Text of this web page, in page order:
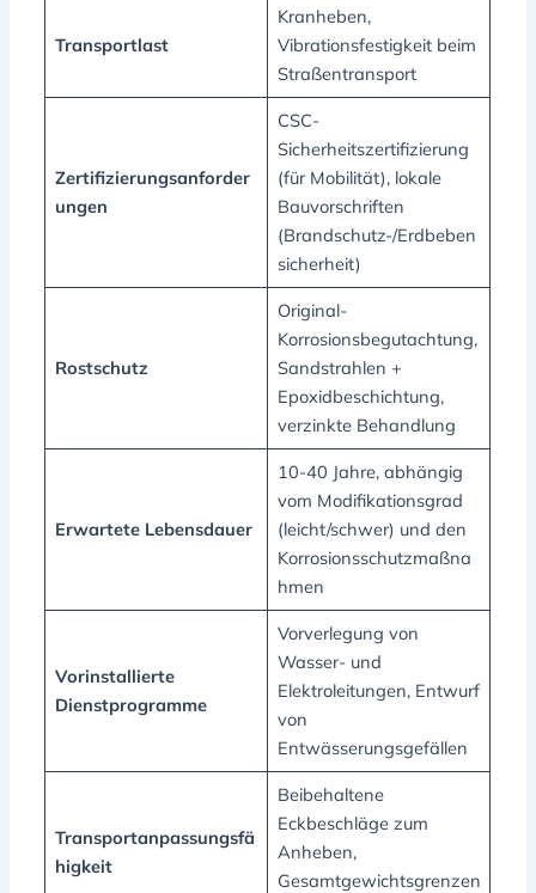
Transportlast
Kranheben,
Vibrationsfestigkeit beim
Straßentransport
Zertifizierungsanforder
ungen
CSC-
Sicherheitszertifizierung
(für Mobilität), lokale
Bauvorschriften
(Brandschutz-/Erdbeben
sicherheit)
Rostschutz
Original-
Korrosionsbegutachtung,
Sandstrahlen +
Epoxidbeschichtung,
verzinkte Behandlung
Erwartete Lebensdauer
10-40 Jahre, abhängig
vom Modifikationsgrad
(leicht/schwer) und den
Korrosionsschutzmaßna
hmen
Vorinstallierte
Dienstprogramme
Vorverlegung von
Wasser- und
Elektroleitungen, Entwurf
von
Entwässerungsgefällen
Transportanpassungsfä
higkeit
Beibehaltene
Eckbeschläge zum
Anheben,
Gesamtgewichtsgrenzen